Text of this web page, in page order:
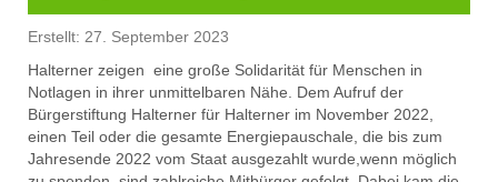
Erstellt: 27. September 2023
Halterner zeigen eine große Solidarität für Menschen in
Notlagen in ihrer unmittelbaren Nähe . Dem Aufruf der
Bürgerstiftung Halterner für Halterner im November 2022
einen Teil oder die gesamte Energiepauschale, die bis zum
Jahresende 2022 vom Staat ausgezahlt wurde wenn möglich